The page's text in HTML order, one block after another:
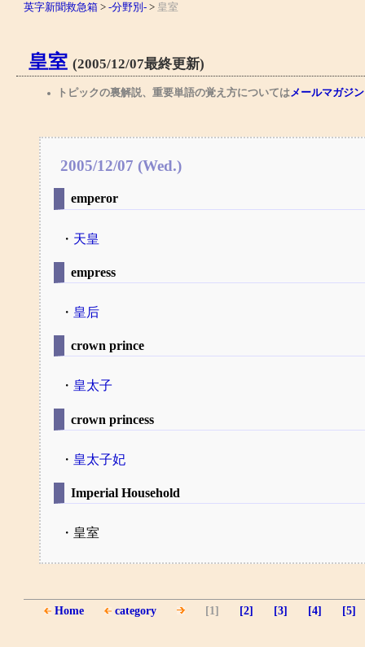
英字新聞救急箱 >-分野別- > 皇室
皇室 (2005/12/07最終更新)
トピックの裏解説、重要単語の覚え方については メールマガジン
2005/12/07 (Wed.)
emperor
・ 天皇
empress
・ 皇后
crown prince
・ 皇太子
crown princess
・ 皇太子妃
Imperial Household
・皇室
Home category [1] [2] [3] [4] [5]